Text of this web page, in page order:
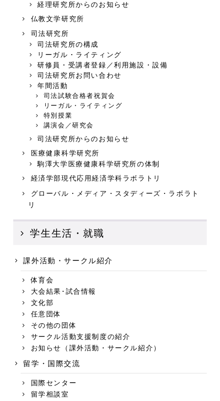
経理研究所からのお知らせ
仏教文学研究所
司法研究所
司法研究所の構成
リーガル・ライティング
研修員・受講者登録／利用施設・設備
司法研究所お問い合わせ
年間活動
司法試験合格者祝賀会
リーガル・ライティング
特別授業
講演会／研究会
司法研究所からのお知らせ
医療健康科学研究所
駒澤大学医療健康科学研究所の体制
経済学部現代応用経済学科ラボラトリ
グローバル・メディア・スタディーズ・ラボラト
リ
学生生活・就職
課外活動・サークル紹介
体育会
大会結果･試合情報
文化部
任意団体
その他の団体
サークル活動支援制度の紹介
お知らせ（課外活動・サークル紹介）
留学・国際交流
国際センター
留学相談室